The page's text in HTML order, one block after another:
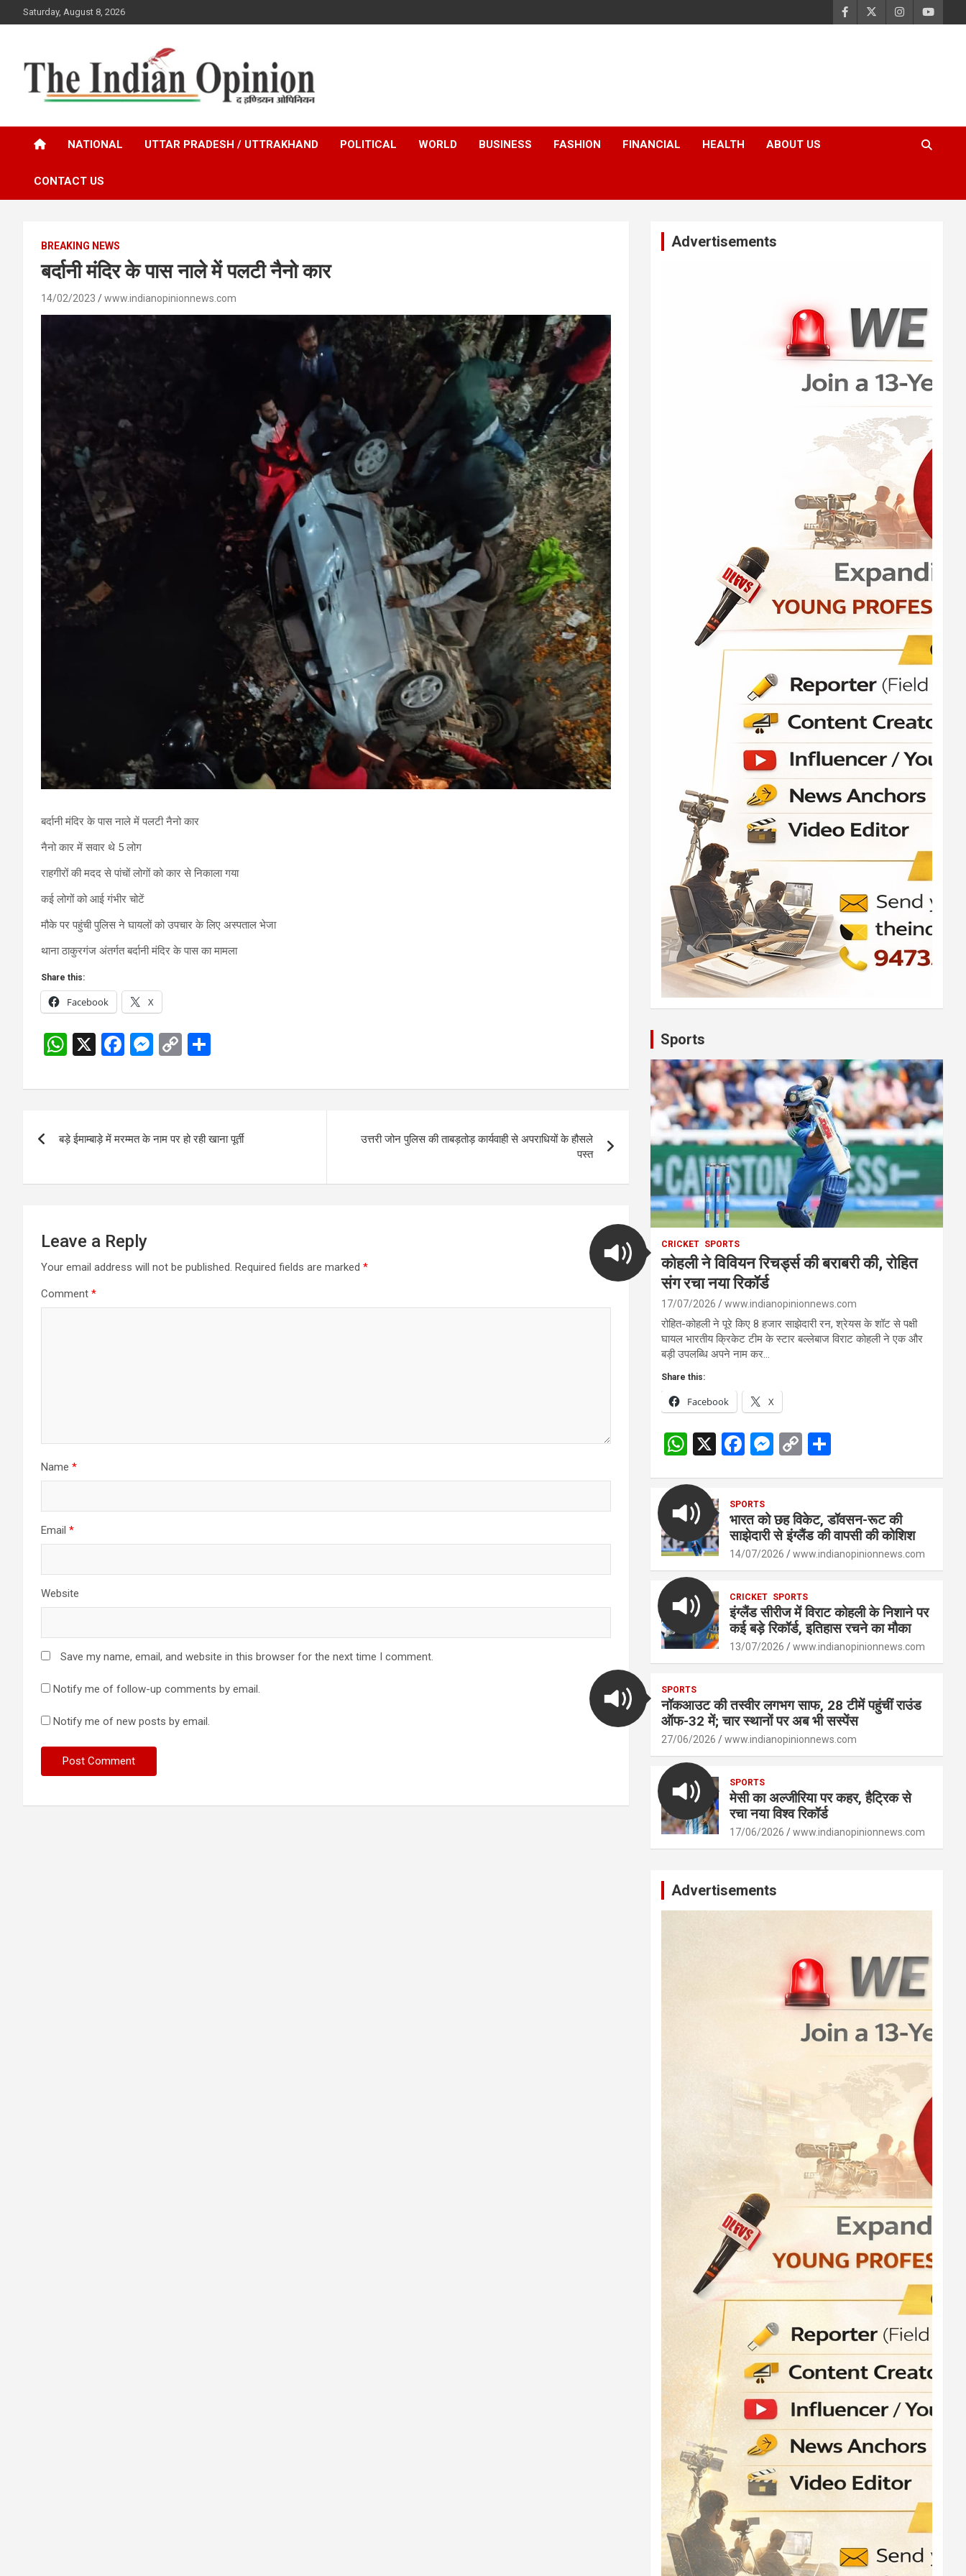
to
Saturday, August 8, 2026
Indian Opinion News
NATIONAL UTTAR PRADESH / UTTRAKHAND POLITICAL WORLD BUSINESS FASHION FINANCIAL HEALTH ABOUT US
CONTACT US
BREAKING NEWS
बर्दानी मंदिर के पास नाले में पलटी नैनो कार
14/02/2023 www.indianopinionnews.com
बर्दानी मंदिर के पास नाले में पलटी नैनो कार
नैनो कार में सवार थे 5 लोग
राहगीरों की मदद से पांचों लोगों को कार से निकाला गया
कई लोगों को आई गंभीर चोटें
मौके पर पहुंची पुलिस ने घायलों को उपचार के लिए अस्पताल भेजा
थाना ठाकुरगंज अंतर्गत बर्दानी मंदिर के पास का मामला
Share this:
Facebook X
W
at
A
p
X
F
ce
o
k
M
se
g
C
py
n
ar
navigation
बड़े ईमाम्बाड़े में मरम्मत के नाम पर हो रही खाना पूर्ती
उत्तरी जोन पुलिस की ताबड़तोड़ कार्यवाही से अपराधियों के हौसले
पस्त
Leave a Reply
Your email address will not be published. Required fields are marked *
Comment *
Name *
Email *
Website
Save my name, email, and website in this browser for the next time I comment.
Notify me of follow-up comments by email.
Notify me of new posts by email.
Advertisements
Sports
CRICKET SPORTS
कोहली ने विवियन रिचर्ड्स की बराबरी की, रोहित
संग रचा नया रिकॉर्ड
17/07/2026 www.indianopinionnews.com
रोहित-कोहली ने पूरे किए 8 हजार साझेदारी रन, श्रेयस के शॉट से पक्षी
घायल भारतीय क्रिकेट टीम के स्टार बल्लेबाज विराट कोहली ने एक और
बड़ी उपलब्धि अपने नाम कर…
Share this:
Facebook X
W
at
s
A
p
p
X
F
b
o
o
M
n
g
er
C
Li
n
k
e
SPORTS
भारत को छह विकेट, डॉवसन-रूट की
साझेदारी से इंग्लैंड की वापसी की कोशिश
14/07/2026 www.indianopinionnews.com
CRICKET SPORTS
इंग्लैंड सीरीज में विराट कोहली के निशाने पर
कई बड़े रिकॉर्ड, इतिहास रचने का मौका
13/07/2026 www.indianopinionnews.com
SPORTS
नॉकआउट की तस्वीर लगभग साफ, 28 टीमें पहुंचीं राउंड
ऑफ-32 में; चार स्थानों पर अब भी सस्पेंस
27/06/2026 www.indianopinionnews.com
SPORTS
मेसी का अल्जीरिया पर कहर, हैट्रिक से
रचा नया विश्व रिकॉर्ड
17/06/2026 www.indianopinionnews.com
Advertisements